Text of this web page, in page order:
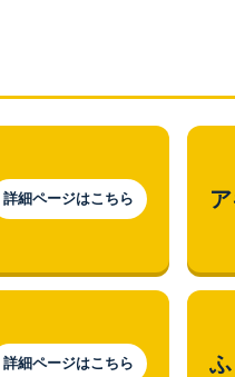
詳細ページはこちら
詳細ページはこちら